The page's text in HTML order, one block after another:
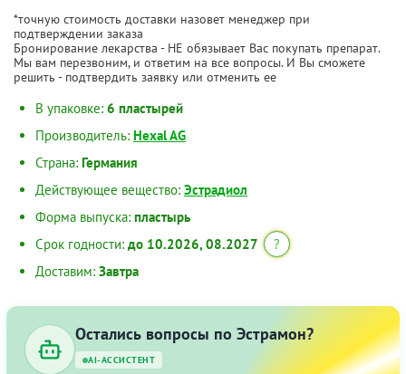
*точную стоимость доставки назовет менеджер при
подтверждении заказа
Бронирование лекарства - НЕ обязывает Вас покупать препарат.
Мы вам перезвоним, и ответим на все вопросы. И Вы сможете
решить - подтвердить заявку или отменить ее
В упаковке: 6 пластырей
Производитель: Hexal AG
Страна: Германия
Действующее вещество: Эстрадиол
Форма выпуска: пластырь
Срок годности: до 10.2026, 08.2027
?
Доставим: Завтра
Остались вопросы по Эстрамон?
AI-АССИСТЕНТ